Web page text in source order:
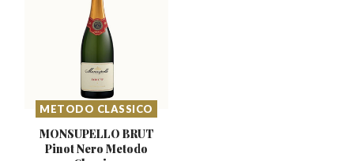
METODO CLASSICO
MONSUPELLO BRUT
PinotNero Metodo